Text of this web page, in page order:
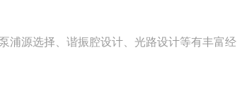
浦源选择、谐振腔设计、光路设计等有丰富经